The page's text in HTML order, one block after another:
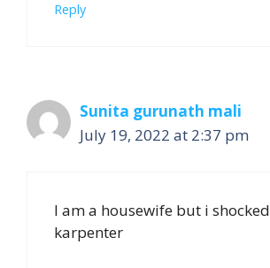
Reply
Sunita gurunath mali
July 19, 2022 at 2:37 pm
I am a housewife but i
karpenter